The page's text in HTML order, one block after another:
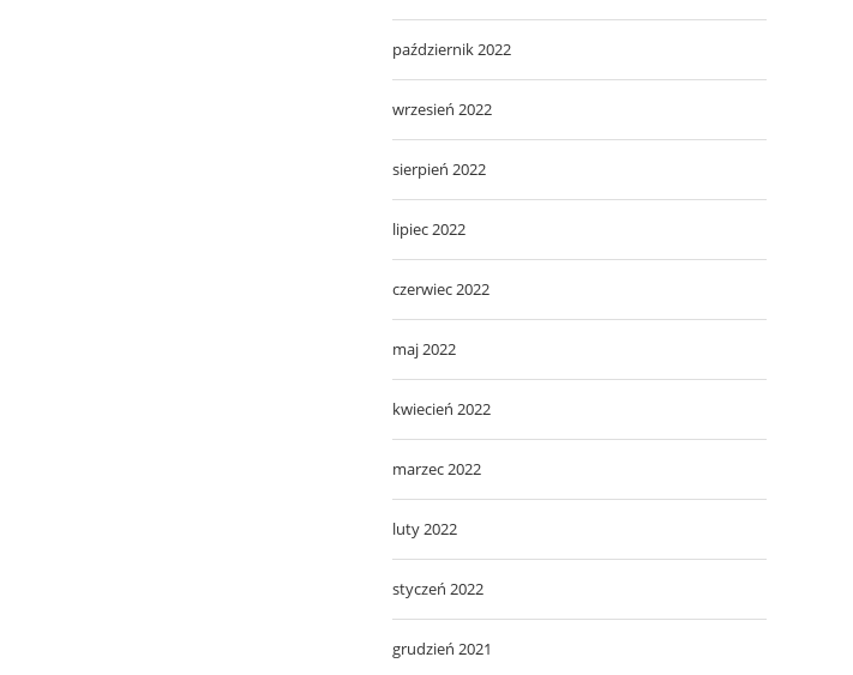
październik 2022
wrzesień 2022
sierpień 2022
lipiec 2022
czerwiec 2022
maj 2022
kwiecień 2022
marzec 2022
luty 2022
styczeń 2022
grudzień 2021